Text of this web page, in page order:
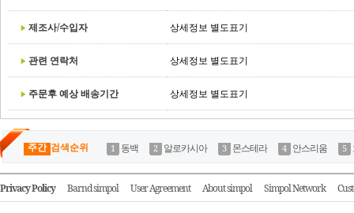
제조사/수입자 상세정보 별도표기
관련 연락처 상세정보 별도표기
주문후 예상 배송기간 상세정보 별도표기
주간 검색순위 동백 알로카시아 몬스테라 안스리움
Privacy Policy Barnd simpol User Agreement About simpol Simpol Network